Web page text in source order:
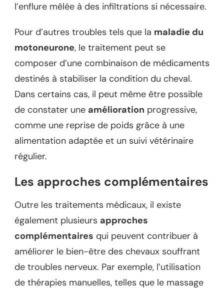
l’enflure mêlée à des infiltrations si nécessaire.
Pour d’autres troubles tels que la maladie du
motoneurone, le traitement peut se
composer d’une combinaison de médicaments
destinés à stabiliser la condition du cheval.
Dans certains cas, il peut même être possible
de constater une amélioration progressive,
comme une reprise de poids grâce à une
alimentation adaptée et un suivi vétérinaire
régulier.
Les approches complémentaires
Outre les traitements médicaux, il existe
également plusieurs approches
complémentaires qui peuvent contribuer à
améliorer le bien-être des chevaux souffrant
de troubles nerveux. Par exemple, l’utilisation
de thérapies manuelles, telles que le massage